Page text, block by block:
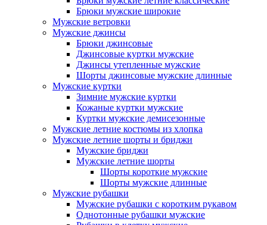
Брюки мужские широкие
Мужские ветровки
Мужские джинсы
Брюки джинсовые
Джинсовые куртки мужские
Джинсы утепленные мужские
Шорты джинсовые мужские длинные
Мужские куртки
Зимние мужские куртки
Кожаные куртки мужские
Куртки мужские демисезонные
Мужские летние костюмы из хлопка
Мужские летние шорты и бриджи
Мужские бриджи
Мужские летние шорты
Шорты короткие мужские
Шорты мужские длинные
Мужские рубашки
Мужские рубашки с коротким рукавом
Однотонные рубашки мужские